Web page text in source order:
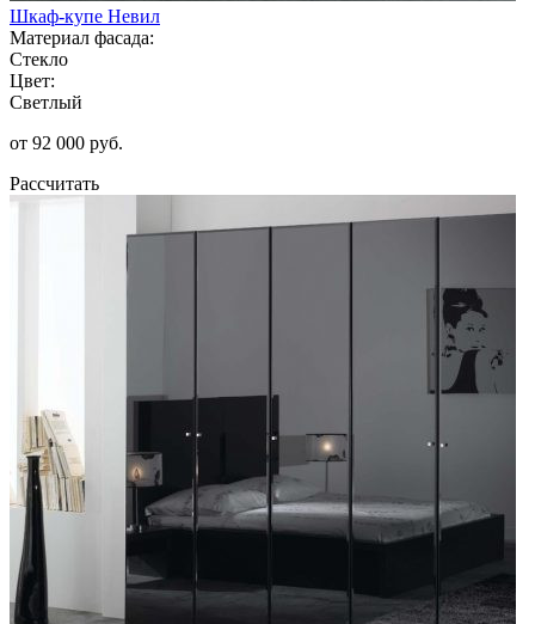
Шкаф-купе Невил
Материал фасада:
Стекло
Цвет:
Светлый
от 92 000 руб.
Рассчитать